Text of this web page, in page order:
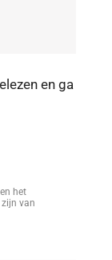
en ga
het
van